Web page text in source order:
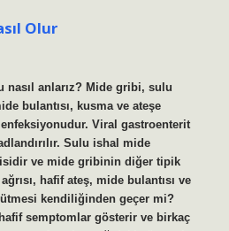
Olur
nasıl anlarız? Mide gribi, sulu
bulantısı, kusma ve ateşe
Viral gastroenterit
Sulu ishal mide
ve mide gribinin diğer tipik
hafif ateş, mide bulantısı ve
kendiliğinden geçer mi?
semptomlar gösterir ve birkaç